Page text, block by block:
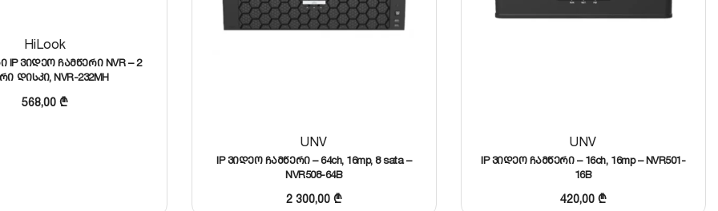
EDVR16D1
HiLook
IP ვიდეო ჩამწერი NVR – 2
დისკი, NVR-232MH
568,00₾
UNV
IP ვიდეო ჩამწერი – 64ch, 16mp, 8 sata –
NVR508-64B
2 300,00 ₾
UNV
IP ვიდეო ჩამწერი – 16ch, 16mp – NVR501-
16B
420,00 ₾